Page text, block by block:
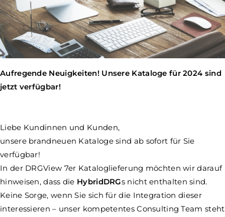
Aufregende Neuigkeiten! Unsere Kataloge für 2024 sind
jetzt verfügbar!
Liebe Kundinnen und Kunden,
unsere brandneuen Kataloge sind ab sofort für Sie
verfügbar!
In der DRGView 7er Kataloglieferung möchten wir darauf
hinweisen, dass die HybridDRGs nicht enthalten sind.
Keine Sorge, wenn Sie sich für die Integration dieser
interessieren – unser kompetentes Consulting Team steht